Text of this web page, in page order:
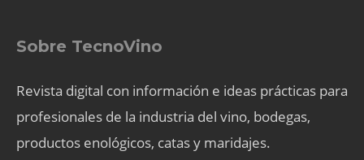
Sobre TecnoVino
Revista digital con información e ideas prácticas para
profesionales de la industria del vino, bodegas,
productos enológicos, catas y maridajes.